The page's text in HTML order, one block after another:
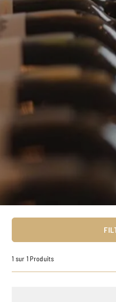
1 sur 1 Produits